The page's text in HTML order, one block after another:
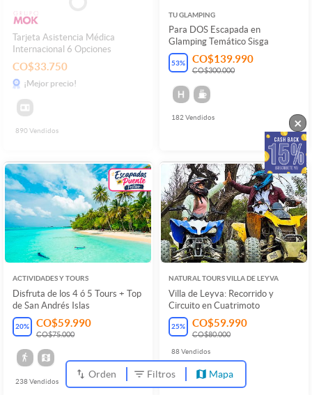
Tarjeta Asistencia Médica
Internacional 6 Opciones
CO$33.750
¡Mejor precio!
890Vendidos
TU GLAMPING
Para DOS Escapada en
Glamping Temático Sisga
53% CO$139.990
CO$300.000
182 Vendidos
ACTIVIDADES Y TOURS
Disfruta de los 4 ó 5 Tours + Top
de San Andrés Islas
20% CO$59.990
CO$75.000
238Vendidos
NATURAL TOURS VILLA DE LEYVA
Villa de Leyva: Recorrido y
Circuito en Cuatrimoto
25% CO$59.990
CO$80.000
88Vendidos
Orden Filtros Mapa
×